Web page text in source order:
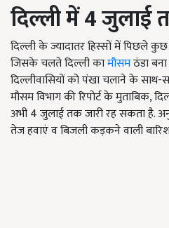
दिल्ली में 4 जुलाई
दिल्ली के ज्यादातर हिस्सों में पिछले कुछ
जिसके चलते दिल्ली कामौसमठंडा
दिल्लीवासियों को पंखा चलाने के साथ-
मौसम विभाग की रिपोर्ट के मुताबिक,
अभी 4 जुलाई तक जारी रह सकता है.
तेज हवाएं व बिजली कड़कने वाली